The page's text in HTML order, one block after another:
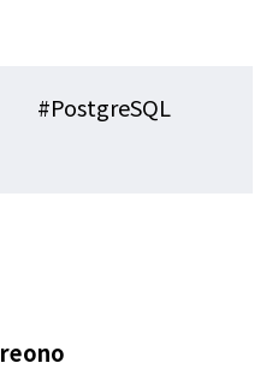
#PostgreSQL
reono